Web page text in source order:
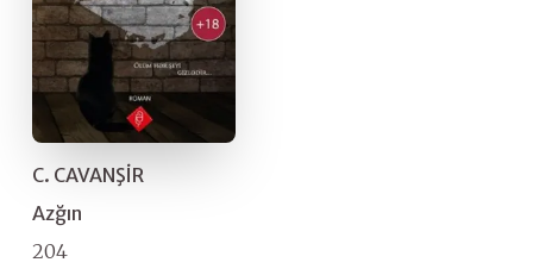
C. CAVANŞİR
Azğın
204